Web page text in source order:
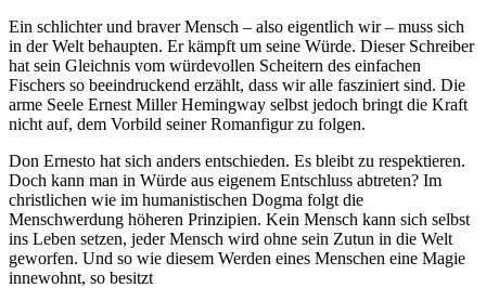
Ein schlichter und braver Mensch – also eigentlich wir – muss sich
in der Welt behaupten. Er kämpft um seine Würde. Dieser Schreiber
hat sein Gleichnis vom würdevollen Scheitern des einfachen
Fischers so beeindruckend erzählt, dass wir alle fasziniert sind. Die
arme Seele Ernest Miller Hemingway selbst jedoch bringt die Kraft
nicht auf, dem Vorbild seiner Romanfigur zu folgen.
Don Ernesto hat sich anders entschieden. Es bleibt zu respektieren.
Doch kann man in Würde aus eigenem Entschluss abtreten? Im
christlichen wie im humanistischen Dogma folgt die
Menschwerdung höheren Prinzipien. Kein Mensch kann sich selbst
ins Leben setzen, jeder Mensch wird ohne sein Zutun in die Welt
geworfen. Und so wie diesem Werden eines Menschen eine Magie
innewohnt, so besitzt